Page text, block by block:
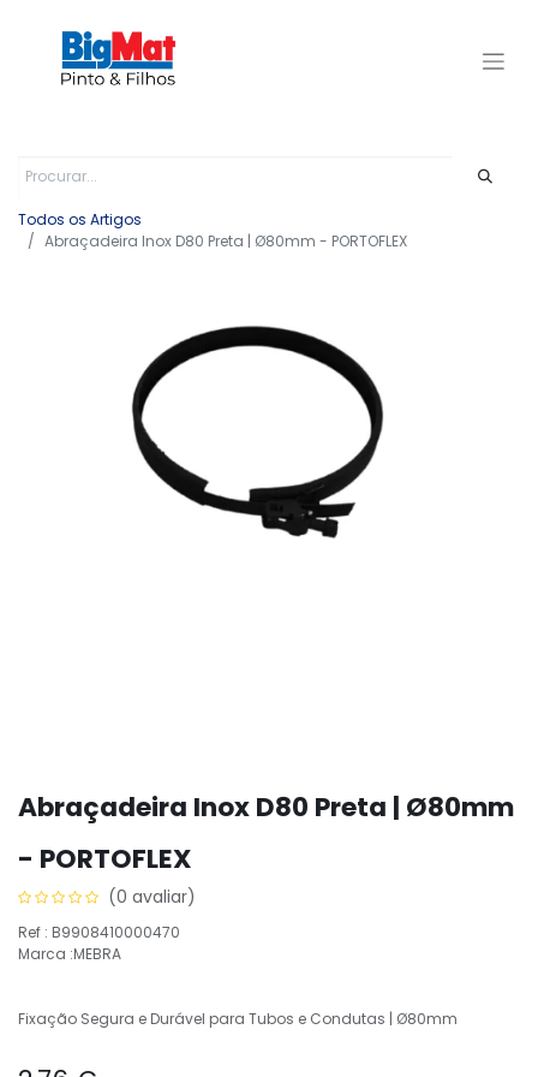
Todos os Artigos
Abraçadeira Inox D80 Preta | Ø80mm - PORTOFLEX
Abraçadeira Inox D80 Preta | Ø80mm
- PORTOFLEX
(0 avaliar)
Ref : B9908410000470
Marca :MEBRA
Fixação Segura e Durável para Tubos e Condutas | Ø80mm